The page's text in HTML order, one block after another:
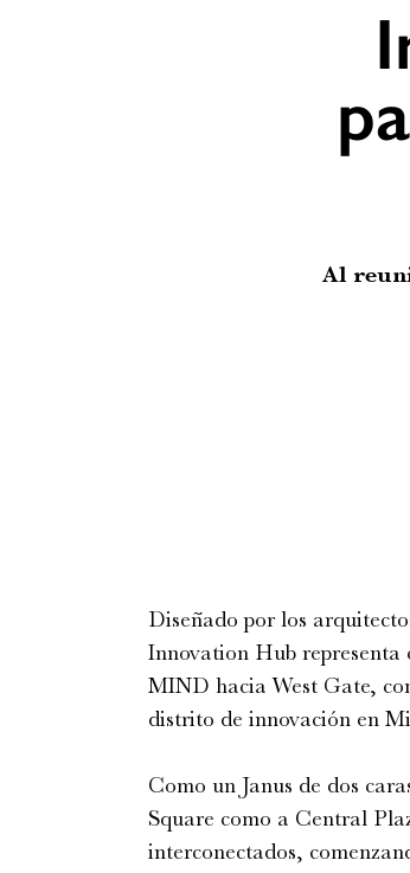
Al
Diseñado por los
Innovation Hub representa
MIND hacia West Gate,
distrito de innovación en
Como un Janus de dos
Square como a Central
interconectados,